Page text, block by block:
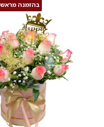
בהזמנה מראש